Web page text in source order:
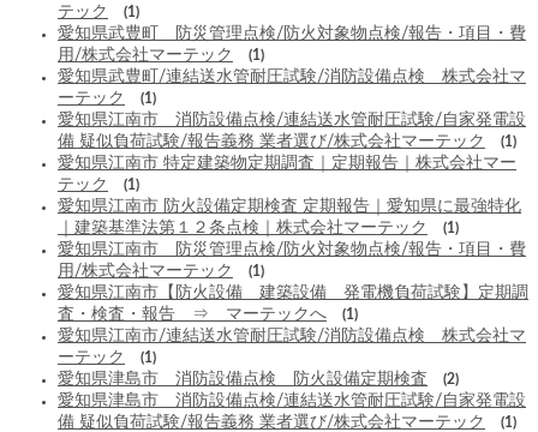
テック
(1)
愛知県武豊町 防災管理点検/防火対象物点検/報告・項目・費
用/株式会社マーテック
(1)
愛知県武豊町/連結送水管耐圧試験/消防設備点検 株式会社マ
ーテック
(1)
愛知県江南市 消防設備点検/連結送水管耐圧試験/自家発電設
備 疑似負荷試験/報告義務 業者選び/株式会社マーテック
(1)
愛知県江南市 特定建築物定期調査｜定期報告｜株式会社マー
テック
(1)
愛知県江南市 防火設備定期検査 定期報告｜愛知県に最強特化
｜建築基準法第１２条点検｜株式会社マーテック
(1)
愛知県江南市 防災管理点検/防火対象物点検/報告・項目・費
用/株式会社マーテック
(1)
愛知県江南市【防火設備 建築設備 発電機負荷試験】定期調
査・検査・報告 ⇒ マーテックへ
(1)
愛知県江南市/連結送水管耐圧試験/消防設備点検 株式会社マ
ーテック
(1)
愛知県津島市 消防設備点検 防火設備定期検査 (2)
愛知県津島市 消防設備点検/連結送水管耐圧試験/自家発電設
備 疑似負荷試験/報告義務 業者選び/株式会社マーテック
(1)